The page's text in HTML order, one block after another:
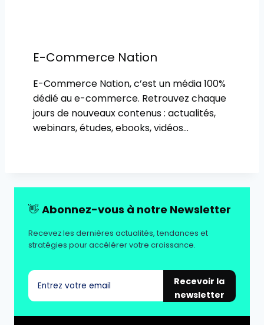
E-Commerce Nation
E-Commerce Nation, c’est un média 100%
dédié au e-commerce. Retrouvez chaque
jours de nouveaux contenus : actualités,
webinars, études, ebooks, vidéos…
👋 Abonnez-vous à notre Newsletter
Recevez les dernières actualités, tendances et
stratégies pour accélérer votre croissance.
Recevoir la
newsletter